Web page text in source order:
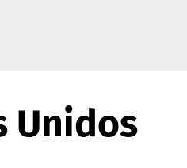
Unidos